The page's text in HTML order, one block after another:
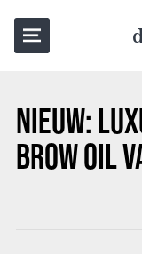
NIEUW:
BROW OIL
TERUG NAAR